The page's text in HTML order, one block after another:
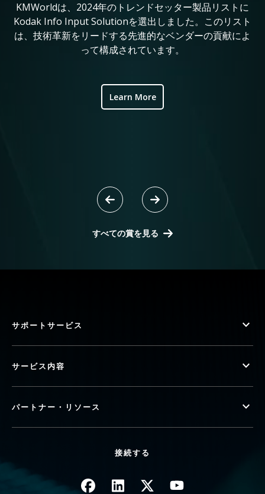
KMWorldは、2024年のトレンドセッター製品リストに
Kodak Info Input Solutionを選出しました。このリスト
は、技術革新をリードする先進的なベンダーの貢献によ
って構成されています。
Learn More
すべての賞を見る
サポートサービス
サービス内容
パートナー・リソース
接続する
画像 画像 画像 画像